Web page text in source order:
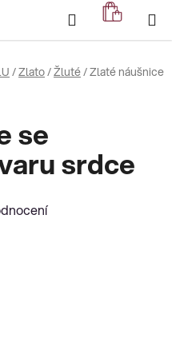
Hledat
KOŠÍK
/Zlato/Žluté/Zlaté náušnice
se
srdce